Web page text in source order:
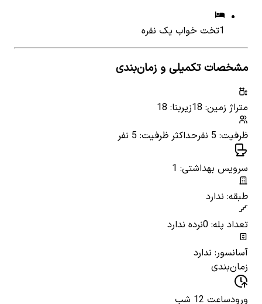
1تخت خواب یک نفره
مشخصات تکمیلی و زمان‌بندی
متراژ زمین: 18
زیربنا: 18
ظرفیت: 5 نفر
حداکثر ظرفیت: 5 نفر
سرویس بهداشتی: 1
طبقه: ندارد
تعداد پله: 0
نرده ندارد
آسانسور: ندارد
زمان‌بندی
ورودساعت 12 شب